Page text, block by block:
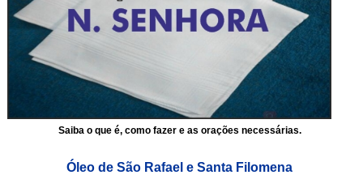
Saiba o que é, como fazer e as orações necessárias.
Óleo de São Rafael e Santa Filomena